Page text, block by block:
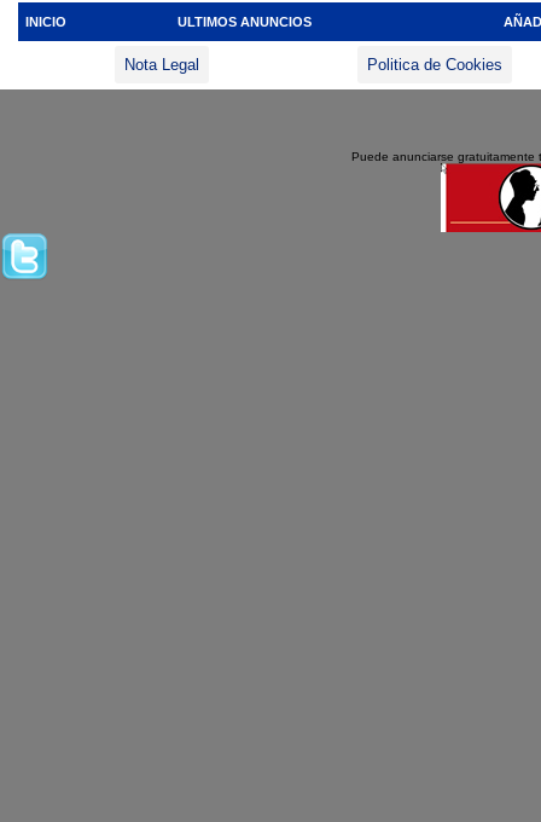
INICIO ULTIMOS ANUNCIOS
Nota Legal Politica de Cookies
Puede anunciarse